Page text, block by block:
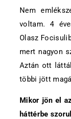
Nem
voltam. 4
Olasz
mert nagyon
Aztán ott
többi jött
Mikor jön el
háttérbe